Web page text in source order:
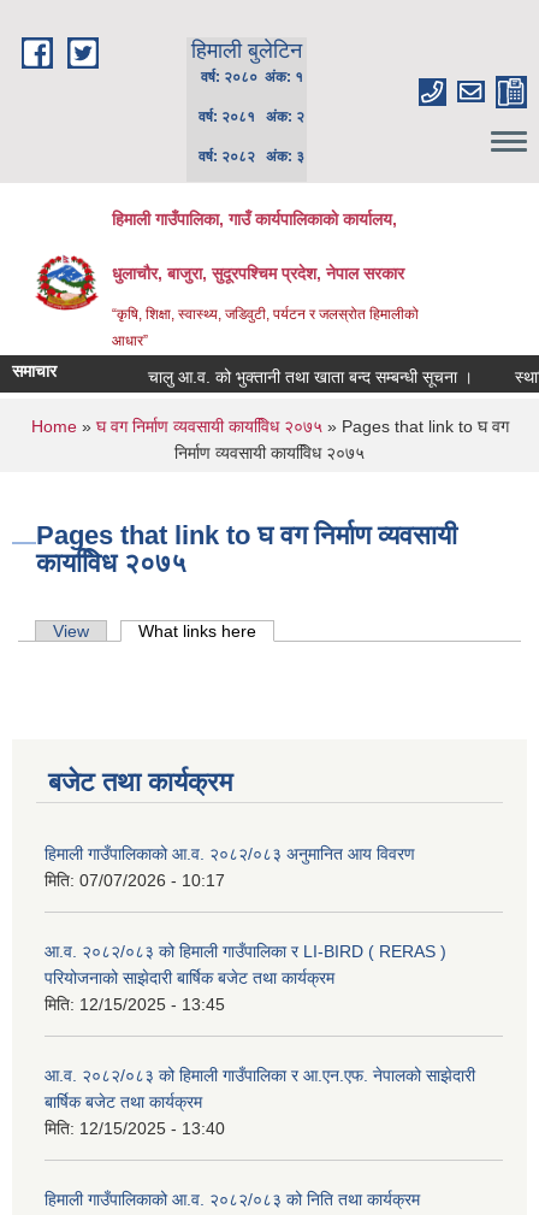
हिमाली बुलेटिन
वर्ष: २०८० अंक: १
वर्ष: २०८१ अंक: २
वर्ष: २०८२ अंक: ३
हिमाली गाउँपालिका, गाउँ कार्यपालिकाकाे कार्यालय,
धुलाचौर, बाजुरा, सुदूरपश्चिम प्रदेश, नेपाल सरकार
“कृषि, शिक्षा, स्वास्थ्य, जडिवुटी, पर्यटन र जलस्रोत हिमालीको
आधार”
समाचार चालु आ.व. को भुक्तानी तथा खाता बन्द सम्बन्धी सूचना ।
You are here
Home» घ वग निर्माण व्यवसायी कायवििध २०७५ » Pages that link to घ वग
निर्माण व्यवसायी कायवििध २०७५
Pages that link to घ वग निर्माण व्यवसायी
कायवििध २०७५
Primary tabs
View What links here
बजेट तथा कार्यक्रम
हिमाली गाउँपालिकाको आ.व. २०८२/०८३ अनुमानित आय विवरण
मिति: 07/07/2026 - 10:17
आ.व. २०८२/०८३ को हिमाली गाउँपालिका र LI-BIRD ( RERAS )
परियोजनाको साझेदारी बार्षिक बजेट तथा कार्यक्रम
मिति: 12/15/2025 - 13:45
आ.व. २०८२/०८३ को हिमाली गाउँपालिका र आ.एन.एफ. नेपालको साझेदारी
बार्षिक बजेट तथा कार्यक्रम
मिति: 12/15/2025 - 13:40
हिमाली गाउँपालिकाको आ.व. २०८२/०८३ को निति तथा कार्यक्रम